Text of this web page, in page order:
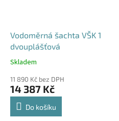
Vodoměrná šachta VŠK 1
dvouplášťová
Průměrné
produktu
je
4,8
Skladem
11 890 Kč bez DPH
14 387 Kč
Do košíku